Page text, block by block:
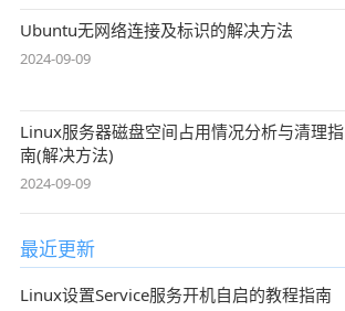
Ubuntu无网络连接及标识的解决方法
2024-09-09
Linux服务器磁盘空间占用情况分析与清理指
南(解决方法)
2024-09-09
最近更新
Linux设置Service服务开机自启的教程指南